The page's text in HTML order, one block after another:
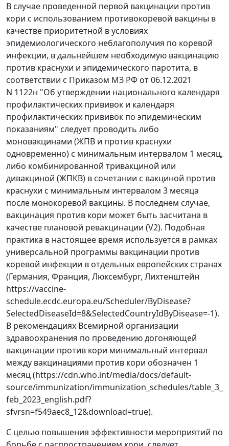
В случае проведенной первой вакцинации против
кори с использованием противокоревой вакцины в
качестве приоритетной в условиях
эпидемиологического неблагополучия по коревой
инфекции, в дальнейшем необходимую вакцинацию
против краснухи и эпидемического паротита, в
соответствии с Приказом МЗ РФ от 06.12.2021
N 1122н "Об утверждении национального календаря
профилактических прививок и календаря
профилактических прививок по эпидемическим
показаниям" следует проводить либо
моновакцинами (ЖПВ и против краснухи
одновременно) с минимальным интервалом 1 месяц,
либо комбинированной тривакциной или
дивакциной (ЖПКВ) в сочетании с вакциной против
краснухи с минимальным интервалом 3 месяца
после монокоревой вакцины. В последнем случае,
вакцинация против кори может быть засчитана в
качестве плановой ревакцинации (V2). Подобная
практика в настоящее время используется в рамках
универсальной программы вакцинации против
коревой инфекции в отдельных европейских странах
(Германия, Франция, Люксембург, Лихтенштейн
https://vaccine-
schedule.ecdc.europa.eu/Scheduler/ByDisease?
SelectedDiseaseId=8&SelectedCountryIdByDisease=-1).
В рекомендациях Всемирной организации
здравоохранения по проведению догоняющей
вакцинации против кори минимальный интервал
между вакцинациями против кори обозначен 1
месяц (https://cdn.who.int/media/docs/default-
source/immunization/immunization_schedules/table_3_
feb_2023_english.pdf?
sfvrsn=f549aec8_12&download=true).
С целью повышения эффективности мероприятий по